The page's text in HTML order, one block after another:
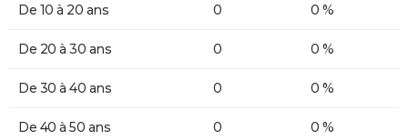
De 10 à 20 ans 0 0 %
De 20 à 30 ans 0 0 %
De 30 à 40 ans 0 0 %
De 40 à 50 ans 0 0 %